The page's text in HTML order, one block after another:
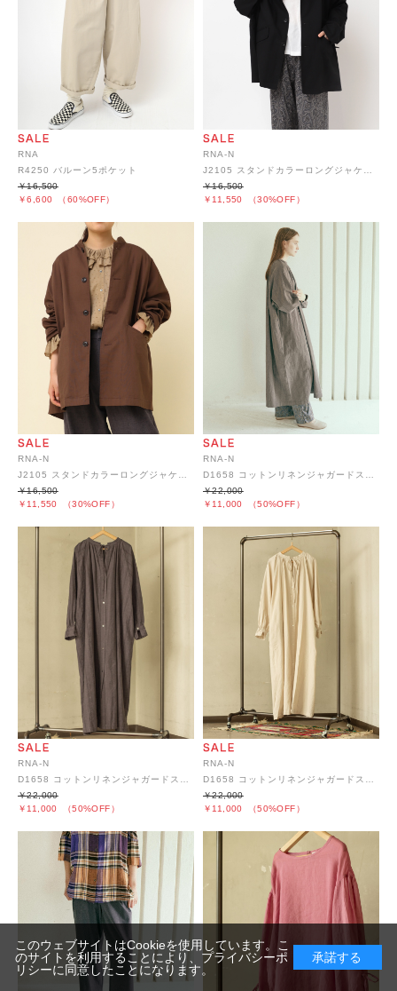
RNA
R4250 バルーン5ポケット
￥6,600 （60%OFF）
￥16,500
RNA-N
￥11,550 （30%OFF）
￥16,500
RNA-N
￥11,550 （30%OFF）
￥16,500
RNA-N
￥11,000 （50%OFF）
￥22,000
RNA-N
￥11,000 （50%OFF）
￥22,000
RNA-N
￥11,000 （50%OFF）
￥22,000
このウェブサイトはCookieを使用しています。こ
のサイトを利用することにより、 プライバシーポ
リシーに同意したことになります。
承諾する